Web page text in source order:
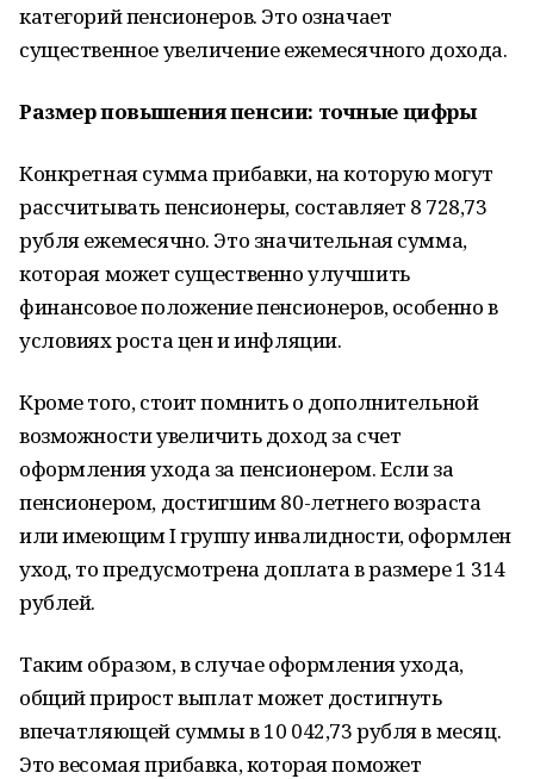
категорий пенсионеров. Это означает
существенное увеличение ежемесячного дохода.
Размер повышения пенсии: точные цифры
Конкретная сумма прибавки, на которую могут
рассчитывать пенсионеры, составляет 8 728,73
рубля ежемесячно. Это значительная сумма,
которая может существенно улучшить
финансовое положение пенсионеров, особенно в
условиях роста цен и инфляции.
Кроме того, стоит помнить о дополнительной
возможности увеличить доход за счет
оформления ухода за пенсионером. Если за
пенсионером, достигшим 80-летнего возраста
или имеющим I группу инвалидности, оформлен
уход, то предусмотрена доплата в размере 1 314
рублей.
Таким образом, в случае оформления ухода,
общий прирост выплат может достигнуть
впечатляющей суммы в 10 042,73 рубля в месяц.
Это весомая прибавка, которая поможет